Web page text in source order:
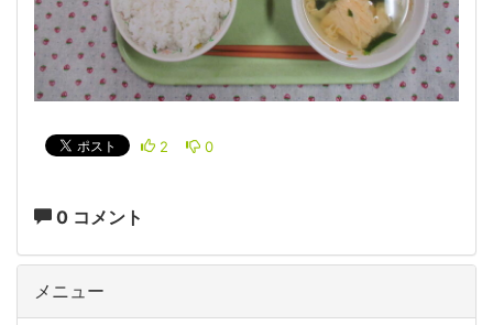
2 0
0 コメント
メニュー